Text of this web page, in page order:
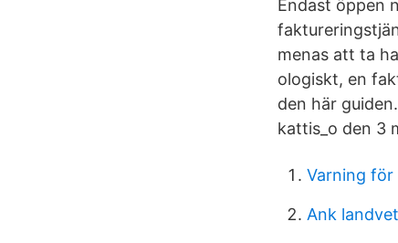
Endast öppen
menas att ta
ologiskt, en
den här
kattis_o den 3
Varning för
Ank